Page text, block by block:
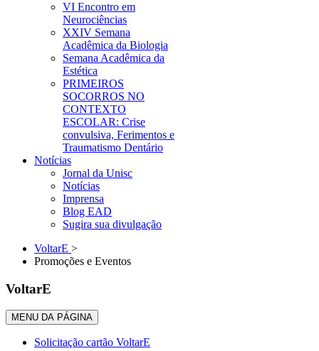
VI Encontro em
Neurociências
XXIV Semana
Acadêmica da Biologia
Semana Acadêmica da
Estética
PRIMEIROS
SOCORROS NO
CONTEXTO
ESCOLAR: Crise
convulsiva, Ferimentos e
Traumatismo Dentário
Notícias
Jornal da Unisc
Notícias
Imprensa
Blog EAD
Sugira sua divulgação
VoltarE >
Promoções e Eventos
VoltarE
MENU DA PÁGINA
Solicitação cartão VoltarE